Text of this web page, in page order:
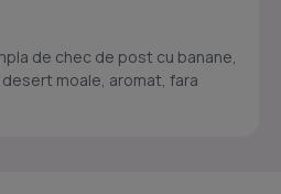
de chec de post cu banane,
desert moale, aromat, fara